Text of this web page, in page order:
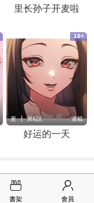
里长孙子开麦啦
18+
更 | 第6話 連載
好运的一天
書架 會員